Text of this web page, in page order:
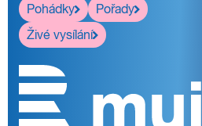
Pohádky
Pořady
Živé vysílání